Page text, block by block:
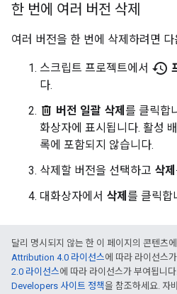
한 번에 여러 버전 삭제
여러 버전을 한 번에 삭제하려면
스크립트 프로젝트에서 history
다.
버전 일괄 삭제를 클릭합
화상자에 표시됩니다. 활성
록에 포함되지 않습니다.
삭제할 버전을 선택하고 삭제
대화상자에서 삭제 를 클릭합
달리 명시되지 않는 한 이 페이지의 콘텐츠
Attribution 4.0 라이선스에 따라 라이선스
2.0 라이선스에 따라 라이선스가 부여됩니
Developers 사이트 정책을 참조하세요. 자